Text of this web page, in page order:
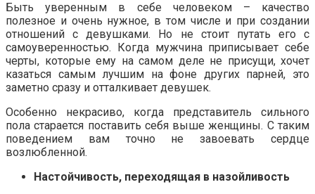
Быть уверенным в себе человеком – качество
полезное и очень нужное, в том числе и при создании
отношений с девушками. Но не стоит путать его с
самоуверенностью. Когда мужчина приписывает себе
черты, которые ему на самом деле не присущи, хочет
казаться самым лучшим на фоне других парней, это
заметно сразу и отталкивает девушек.
Особенно некрасиво, когда представитель сильного
пола старается поставить себя выше женщины. С таким
поведением вам точно не завоевать сердце
возлюбленной.
Настойчивость, переходящая в назойливость